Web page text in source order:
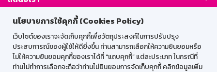
นโยบายการใช้คุกกี้ (Cookies Policy)
เว็บไซต์ของเราจะจัดเก็บคุกกี้เพื่อวัตถุประสงค์ในการปรับปรุง
ประสบการณ์ของผู้ใช้ให้ดียิ่งขึ้น ท่านสามารถเลือกให้ความยินยอมหรือ
ไม่ให้ความยินยอมคุกกี้ของเราได้ที่ "แถบคุกกี้” แต่ละประเภท ในกรณีที่
ท่านไม่ทำการเลือกจะถือว่าท่านไม่ยินยอมการจัดเก็บคุกกี้ คลิกข้อมูลเพิ่ม
GSB Society:
สำหรับพนักงาน